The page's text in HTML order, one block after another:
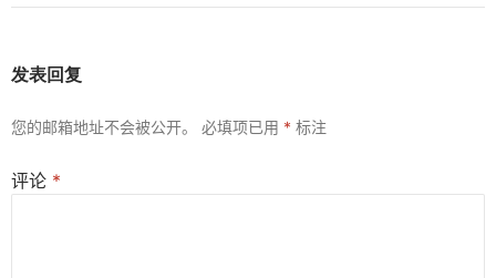
发表回复
您的邮箱地址不会被公开。 必填项已用 * 标注
评论 *